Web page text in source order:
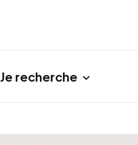
Je recherche